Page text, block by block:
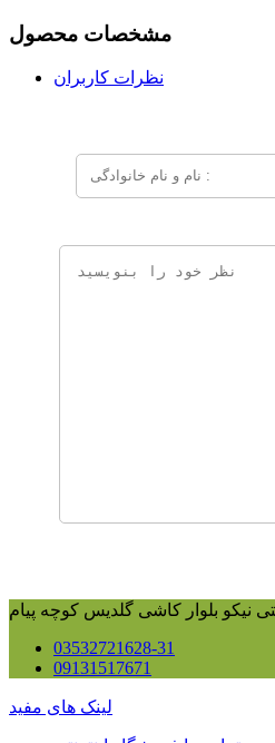
مشخصات محصول
نظرات کاربران
نیکو بلوار کاشی گلدیس کوچه پیام
03532721628-31
09131517671
لینک های مفید